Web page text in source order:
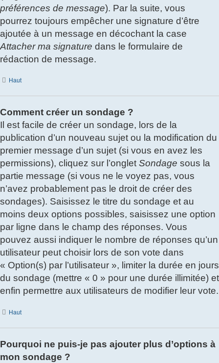
préférences de message). Par la suite, vous
pourrez toujours empêcher une signature d’être
ajoutée à un message en décochant la case
Attacher ma signature dans le formulaire de
rédaction de message.
Haut
Comment créer un sondage ?
Il est facile de créer un sondage, lors de la
publication d’un nouveau sujet ou la modification du
premier message d’un sujet (si vous en avez les
permissions), cliquez sur l’onglet Sondage sous la
partie message (si vous ne le voyez pas, vous
n’avez probablement pas le droit de créer des
sondages). Saisissez le titre du sondage et au
moins deux options possibles, saisissez une option
par ligne dans le champ des réponses. Vous
pouvez aussi indiquer le nombre de réponses qu’un
utilisateur peut choisir lors de son vote dans
« Option(s) par l’utilisateur », limiter la durée en jours
du sondage (mettre « 0 » pour une durée illimitée) et
enfin permettre aux utilisateurs de modifier leur vote.
Haut
Pourquoi ne puis-je pas ajouter plus d’options à
mon sondage ?